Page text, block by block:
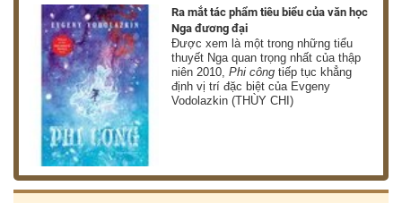
Ra mắt tác phẩm tiêu biểu của văn học
Nga đương đại
Được xem là một trong những tiểu
thuyết Nga quan trọng nhất của thập
niên 2010,Phi công tiếp tục khẳng
định vị trí đặc biệt của Evgeny
Vodolazkin (THÙY CHI)